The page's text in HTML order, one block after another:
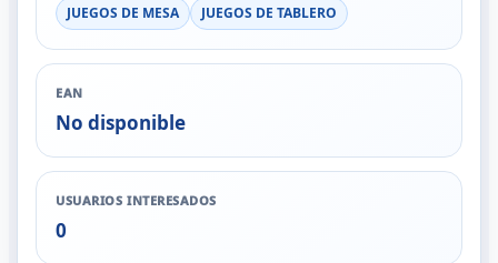
JUEGOS DE MESA JUEGOS DE TABLERO
EAN
No disponible
USUARIOS INTERESADOS
0